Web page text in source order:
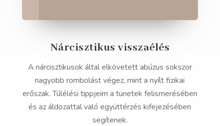
Nárcisztikus visszaélés
A nárcisztikusok által elkövetett abúzus sokszor
nagyobb rombolást végez, mint a nyílt fizikai
erőszak. Túlélési tippjeim a tünetek felismerésében
és az áldozattal való együttérzés kifejezésében
segítenek.